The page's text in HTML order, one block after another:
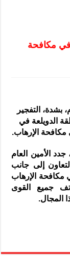
وحماية التراث
في مكافحة
بشدة، التفجير
الدويلعة في
الإرهاب.
الأمين العام
إلى جانب
مكافحة الإرهاب
جميع القوى
المجال.